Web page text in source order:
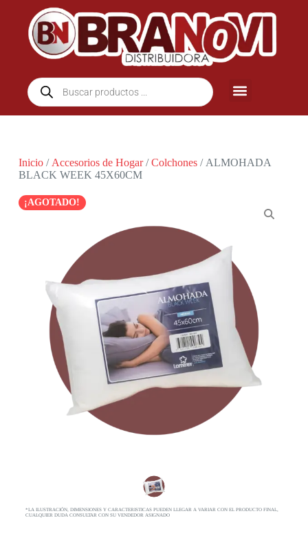
Inicio/ Accesorios de Hogar/Colchones/ ALMOHADA
BLACK WEEK 45X60CM
¡AGOTADO!
*LA ILUSTRACIÓN, DIMENSIONES Y CARACTERISTICAS PUEDEN LLEGAR A VARIAR CON EL PRODUCTO FINAL,
CUALQUIER DUDA CONSULTAR CON SU VENDEDOR ASIGNADO